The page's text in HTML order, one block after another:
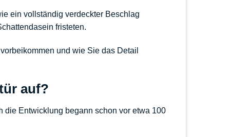
ein vollständig verdeckter Beschlag
fristeten.
und wie Sie das Detail
auf?
die Entwicklung begann schon vor etwa 100